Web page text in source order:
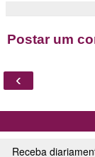
Postar um
‹
Receba